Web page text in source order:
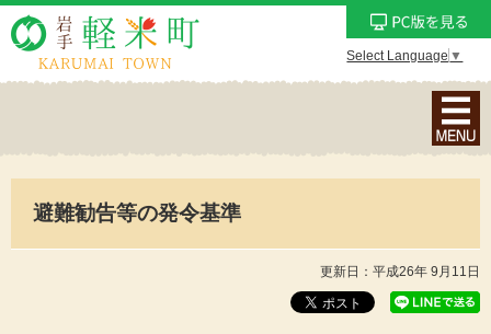
Select Language ▼
ナ
ビ
ン
メ
避難勧告等の発令基準
更新日：平成26年 9月11日